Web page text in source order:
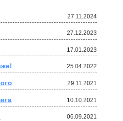
27.11.2024
27.12.2023
17.01.2023
25.04.2022
29.11.2021
10.10.2021
06.09.2021